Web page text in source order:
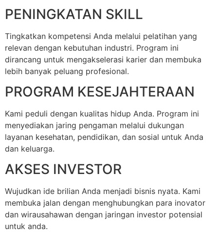
PENINGKATAN SKILL
Tingkatkan kompetensi Anda melalui pelatihan yang
relevan dengan kebutuhan industri. Program ini
dirancang untuk mengakselerasi karier dan membuka
lebih banyak peluang profesional.
PROGRAM KESEJAHTERAAN
Kami peduli dengan kualitas hidup Anda. Program ini
menyediakan jaring pengaman melalui dukungan
layanan kesehatan, pendidikan, dan sosial untuk Anda
dan keluarga.
AKSES INVESTOR
Wujudkan ide brilian Anda menjadi bisnis nyata. Kami
membuka jalan dengan menghubungkan para inovator
dan wirausahawan dengan jaringan investor potensial
untuk anda.